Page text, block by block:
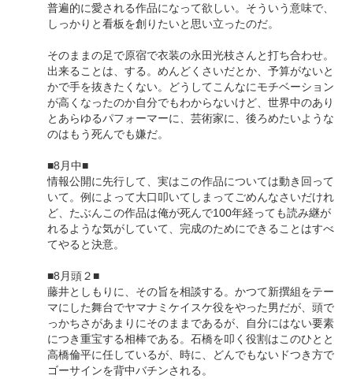
普遍的に愛される作品になって欲しい。そういう意味で、
しっかりと看板を創りたいと思い立ったのだ。
そのままの足で原宿で衣装の永田光枝さんと打ち合わせ。
出来ることは、する。めんどくさいだとか、予算がないと
かで手を抜きたくない。どうしてこんなにモチベーション
が高くなったのか自分でもわからないけど、世界中のあり
とあらゆるパフォーマーに、芸術家に、後ろめたいような
のはもう死んでも嫌だ。
■8月中■
情報公開に先行して、実はこの作品については動き回って
いて。例によって大口叩いてしまってごめんなさいだけれ
ど、たぶんこの作品は俺が死んで100年経っても読み継が
れるような気がしていて、完成のためにできることはすべ
てやると決意。
■8月頭２■
藤井としもりに、その旨を相談する。かつて新撰組をテー
マにした舞台でヤマナミケイスケ役をやった男だが、頭で
っかちさがあまりにそのままであるが、自分にはない要素
につき重宝する相棒である。石橋を叩く役割はこのひとと
高橋倫平に任しているが、時に、どんでもないドつき方で
ゴーサインを背中バチンされる。